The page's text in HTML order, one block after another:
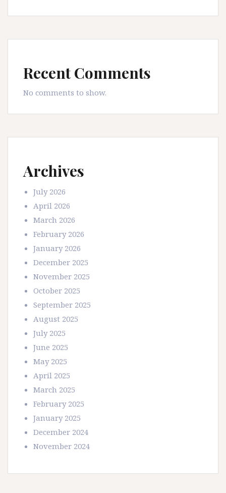
Recent Comments
No comments to show.
Archives
July 2026
April 2026
March 2026
February 2026
January 2026
December 2025
November 2025
October 2025
September 2025
August 2025
July 2025
June 2025
May 2025
April 2025
March 2025
February 2025
January 2025
December 2024
November 2024